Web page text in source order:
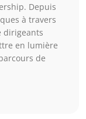
Depuis
à travers
dirigeants
en lumière
de